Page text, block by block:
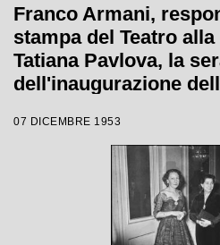
Franco Armani,
stampa del Teatro
Tatiana Pavlova, la
dell'inaugurazione
Alfredo Catalani,
Giulini, con la regia
07 DICEMBRE 1953